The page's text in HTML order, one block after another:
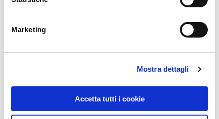
Marketing
Mostra dettagli
Accetta tutti i cookie
, potresti provare a convincerlo
ad intraprendere un percorso terapeutico
insieme. Queste situazioni comportano
Quando non c'è nulla da fare devi
La violenza verbale è inaccettabile e può